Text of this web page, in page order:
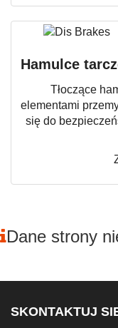
Hamulce
Tłoczące
elementami
się do
Dane strony
SKONTAKTUJ